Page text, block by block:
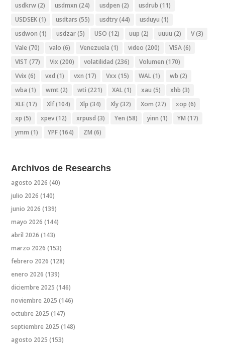
usdkrw(2) usdmxn (24) usdpen (2) usdrub (11)
USDSEK(1) usdtars (55) usdtry(44) usduyu (1)
usdwon (1) usdzar(5) USO (12) uup (2) uuuu (2) V(3)
Vale (70) valo (6) Venezuela (1) video (200) VISA(6)
VIST (77) Vix (200) volatilidad (236) Volumen (170)
Vvix (6) vxd (1) vxn (17) Vxx (15) WAL(1) wb (2)
wba (1) wmt (2) wti (221) XAL(1) xau (5) xhb (3)
XLE(17) Xlf(104) Xlp (34) Xly(32) Xom (27) xop (6)
xp (5) xpev(12) xrpusd (3) Yen (58) yinn (1) YM (17)
ymm (1) YPF(164) ZM (6)
Archivos de Researchs
agosto 2026 (40)
julio 2026 (140)
junio 2026 (139)
mayo 2026 (144)
abril 2026 (143)
marzo 2026 (153)
febrero 2026 (128)
enero 2026 (139)
diciembre 2025 (146)
noviembre 2025 (146)
octubre 2025 (147)
septiembre 2025 (148)
agosto 2025 (153)